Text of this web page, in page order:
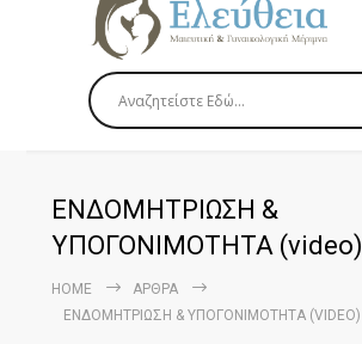
ΕΝΔΟΜΗΤΡΙΩΣΗ &
ΥΠΟΓΟΝΙΜΟΤΗΤΑ (video)
HOME
ΆΡΘΡΑ
ΕΝΔΟΜΗΤΡΙΩΣΗ & ΥΠΟΓΟΝΙΜΟΤΗΤΑ (VIDEO)